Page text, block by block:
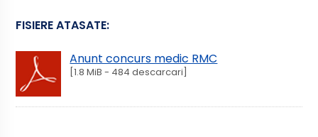
FISIERE ATASATE:
Anunt concurs medic RMC
[1.8 MiB - 484 descarcari]